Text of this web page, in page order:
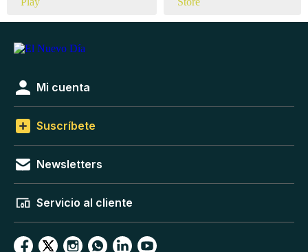
Mi cuenta
Suscríbete
Newsletters
Servicio al cliente